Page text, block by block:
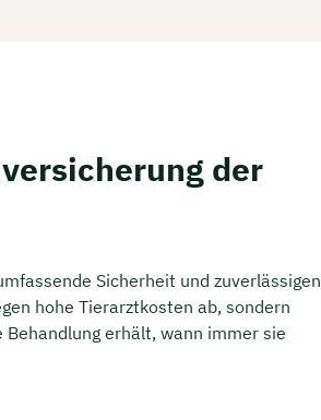
der
Sicherheit und zuverlässigen
hohe Tierarztkosten ab, sondern
erhält, wann immer sie